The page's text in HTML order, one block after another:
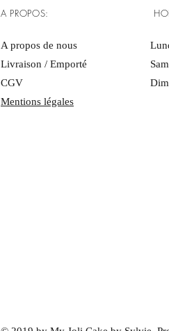
A PROPOS:
A propos de nous
Livraison / Emporté
CGV
Mentions légales